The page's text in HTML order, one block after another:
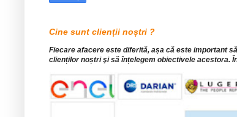
Cine sunt clienții noștri ?
Fiecare afacere este diferită, așa că este important
clienților noștri şi să înțelegem obiectivele acestora.